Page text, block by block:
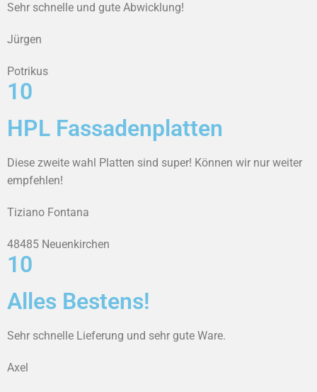
Sehr schnelle und gute Abwicklung!
Jürgen
Potrikus
10
HPL Fassadenplatten
Diese zweite wahl Platten sind super! Können wir nur weiter
empfehlen!
Tiziano Fontana
48485 Neuenkirchen
10
Alles Bestens!
Sehr schnelle Lieferung und sehr gute Ware.
Axel